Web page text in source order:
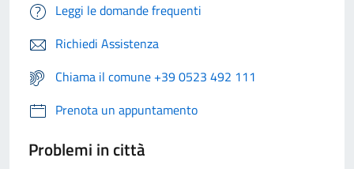
Leggi le domande frequenti
Richiedi Assistenza
Chiama il comune +39 0523 492 111
Prenota un appuntamento
Problemi in città